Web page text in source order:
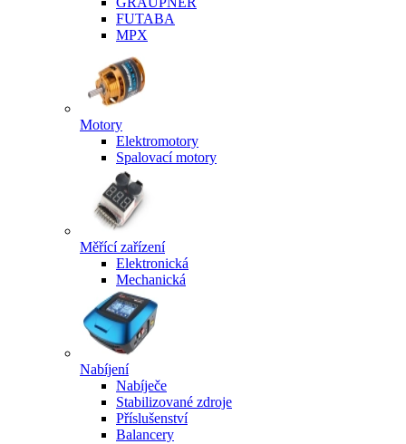
FUTABA
MPX
Motory
Elektromotory
Spalovací motory
Měřící zařízení
Elektronická
Mechanická
Nabíjení
Nabíječe
Stabilizované zdroje
Příslušenství
Balancery